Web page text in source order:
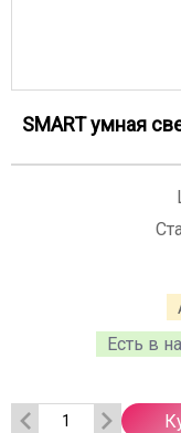
SMART умная
Есть в